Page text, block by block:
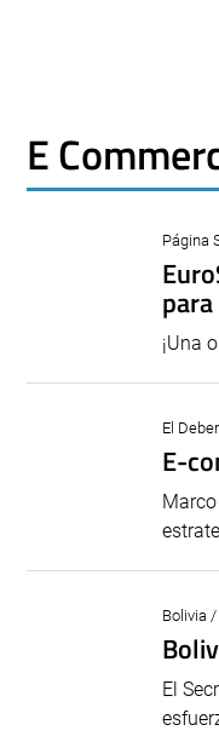
E
Página
¡Una
El
E-
Bolivia
El